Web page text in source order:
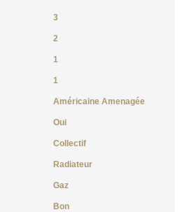
3
2
1
1
Américaine Amenagée
Oui
Collectif
Radiateur
Gaz
Bon